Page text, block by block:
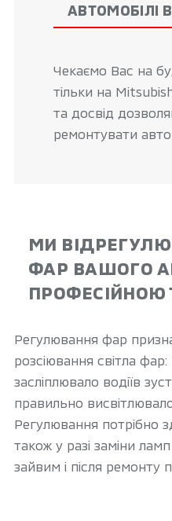
АВТОМОБІЛІ
Чекаємо Вас на
тільки на
та досвід
ремонтувати
МИ
ФАР ВАШОГО
ПРОФЕСІЙНОЮ
Регулювання фар
розсіювання світла
засліплювало водіїв
правильно
Регулювання потрібно
також у разі заміни
зайвим і після ремонту